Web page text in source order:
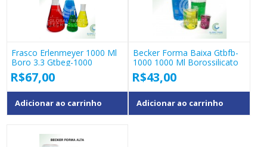
Frasco Erlenmeyer 1000 Ml
Boro 3.3 Gtbeg-1000
R$67,00
Adicionar ao carrinho
Becker Forma Baixa Gtbfb-
1000 1000 Ml Borossilicato
R$43,00
Adicionar ao carrinho